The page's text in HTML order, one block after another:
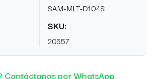
SAM-MLT-D104S
SKU:
20557
Contáctanos por WhatsApp